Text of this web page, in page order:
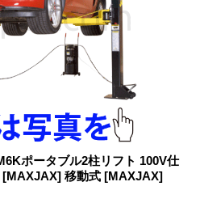
ポータブル2柱リフト 100V仕
[MAXJAX] 移動式 [MAXJAX]